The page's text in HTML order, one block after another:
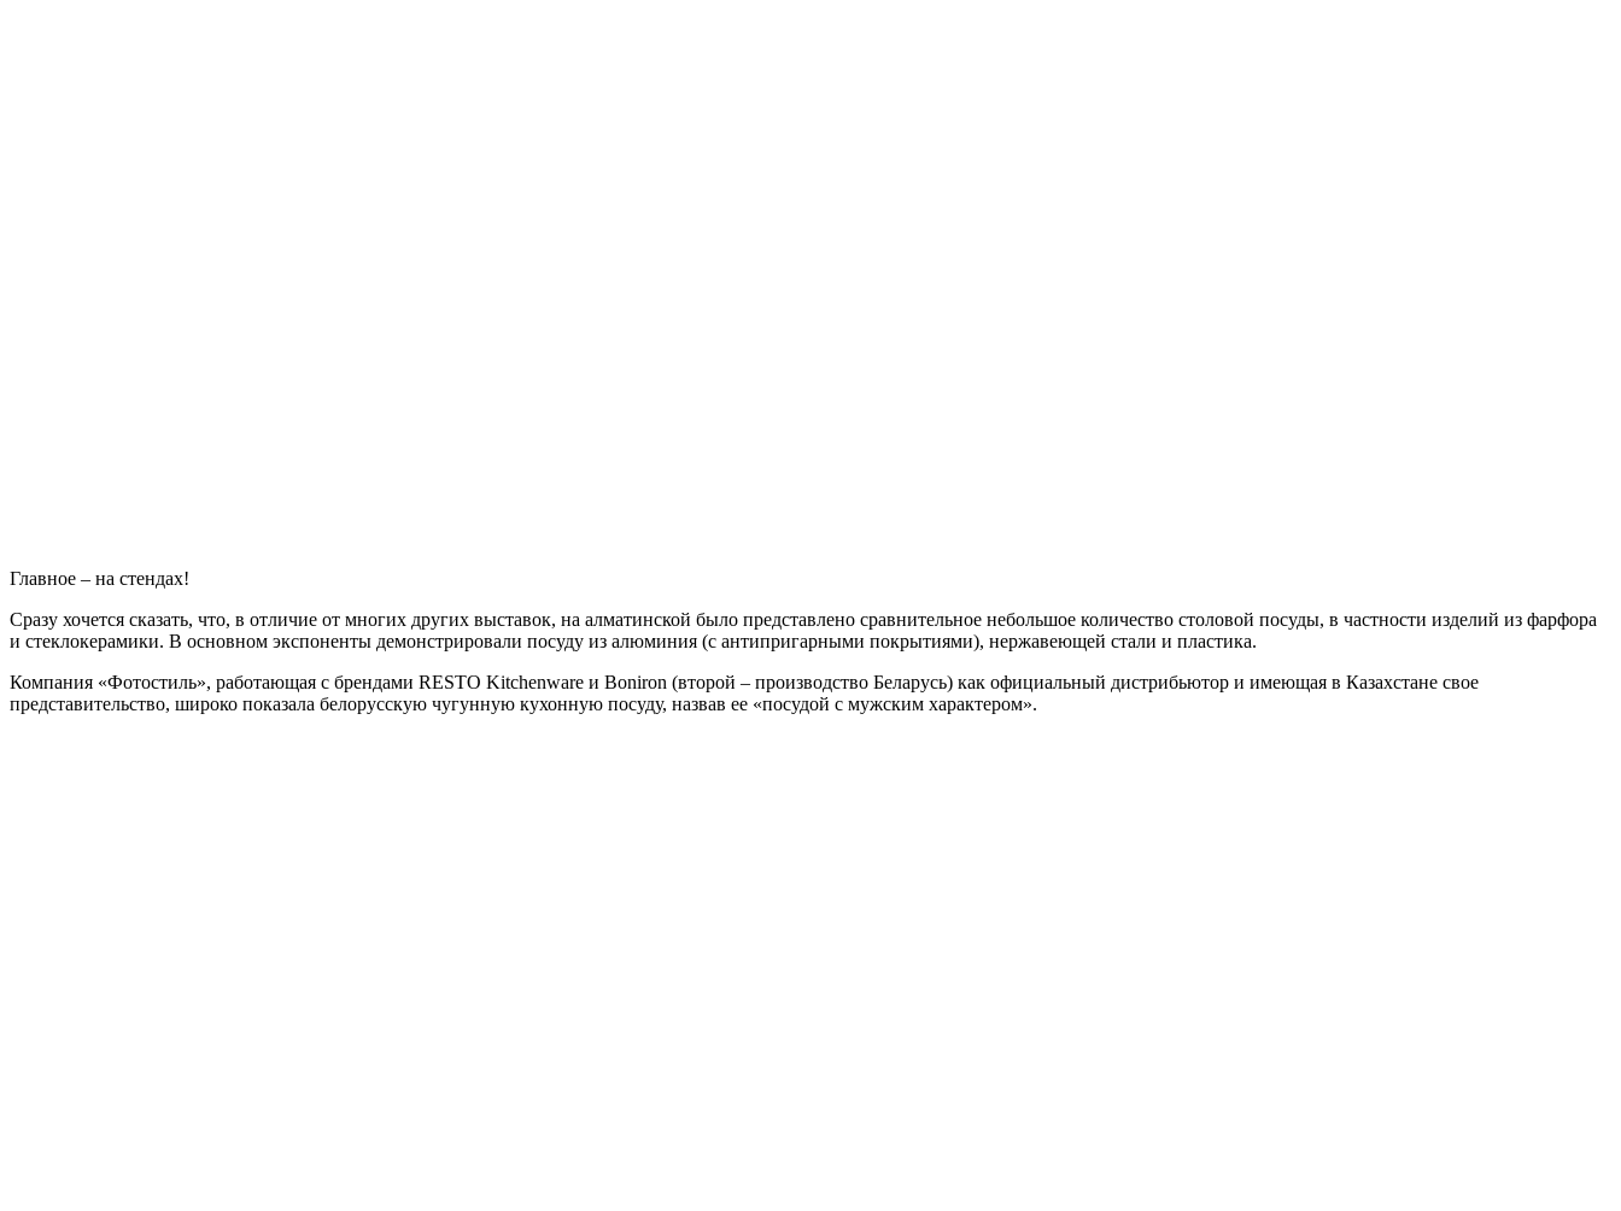
Главное – на стендах!
Сразу хочется сказать, что, в отличие от многих других выставок, на алматинской было представлено сравнительное небольшое количество столовой посуды, в частности изделий из фарфора
и стеклокерамики. В основном экспоненты демонстрировали посуду из алюминия (с антипригарными покрытиями), нержавеющей стали и пластика.
Компания «Фотостиль», работающая с брендами RESTO Kitchenware и Boniron (второй – производство Беларусь) как официальный дистрибьютор и имеющая в Казахстане свое
представительство, широко показала белорусскую чугунную кухонную посуду, назвав ее «посудой с мужским характером».